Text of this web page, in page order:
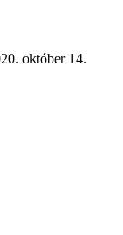
október 14.